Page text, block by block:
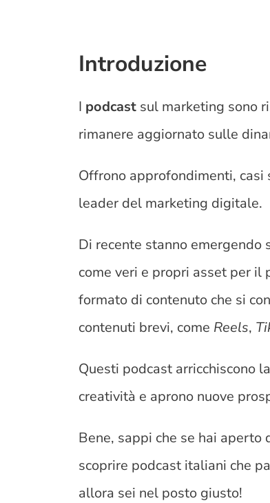
Introduzione
I podcast sul marketing sono
rimanere aggiornato sulle
Offrono approfondimenti,
leader del marketing digitale.
Di recente stanno
come veri e propri asset per il
formato di contenuto che si
contenuti brevi, come Reels,
Questi podcast arricchiscono
creatività e aprono nuove
Bene, sappi che se hai aperto
scoprire podcast italiani che
allora sei nel posto giusto!